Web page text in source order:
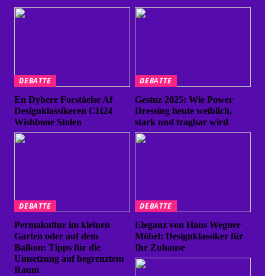
DEBATTE
En Dybere Forståelse Af
Designklassikeren CH24
Wishbone Stolen
DEBATTE
Gestuz 2025: Wie Power
Dressing heute weiblich,
stark und tragbar wird
DEBATTE
Permakultur im kleinen
Garten oder auf dem
Balkon: Tipps für die
Umsetzung auf begrenztem
Raum
DEBATTE
Eleganz von Hans Wegner
Möbel: Designklassiker für
Ihr Zuhause